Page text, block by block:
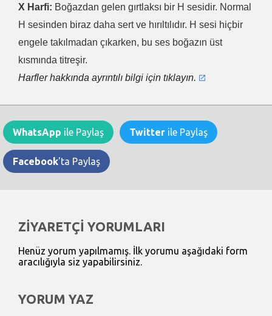
X Harfi: Boğazdan gelen gırtlaksı bir H sesidir. Normal
H sesinden biraz daha sert ve hırıltılıdır. H sesi hiçbir
engele takılmadan çıkarken, bu ses boğazın üst
kısmında titreşir.
Harfler hakkında ayrıntılı bilgi için tıklayın.
WhatsApp ile Paylaş Twitter ile Paylaş
Facebook'ta Paylaş
ZİYARETÇİ YORUMLARI
Henüz yorum yapılmamış. İlk yorumu aşağıdaki form
aracılığıyla siz yapabilirsiniz.
YORUM YAZ